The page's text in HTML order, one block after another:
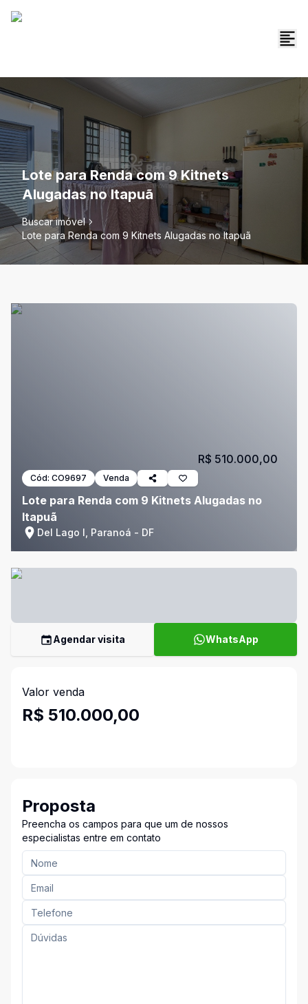
Lote para Renda com 9 Kitnets
Alugadas no Itapuã
Buscar imóvel
Lote para Renda com 9 Kitnets Alugadas no Itapuã
Cód: CO9697 Venda
Lote para Renda com 9 Kitnets Alugadas no
Itapuã
Del Lago I, Paranoá - DF
R$ 510.000,00
Agendar visita WhatsApp
Valor venda
R$ 510.000,00
Proposta
Preencha os campos para que um de nossos
especialistas entre em contato